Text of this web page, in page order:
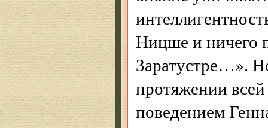
Ницше и ничего
Заратустре…».
протяжении
поведением